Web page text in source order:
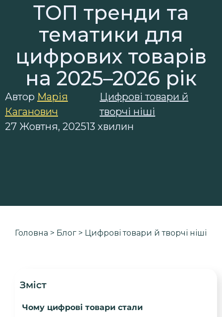
ТОП тренди та
тематики для
цифрових товарів
на 2025–2026 рік
Автор Марія
Каганович
Цифрові товари й
творчі ніші
27 Жовтня, 202513 хвилин
Головна > Блог > Цифрові товари й творчі ніші
Зміст
Чому цифрові товари стали